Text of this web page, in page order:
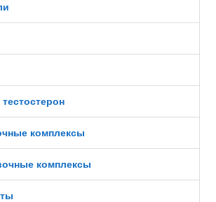
комплексы
комплексы